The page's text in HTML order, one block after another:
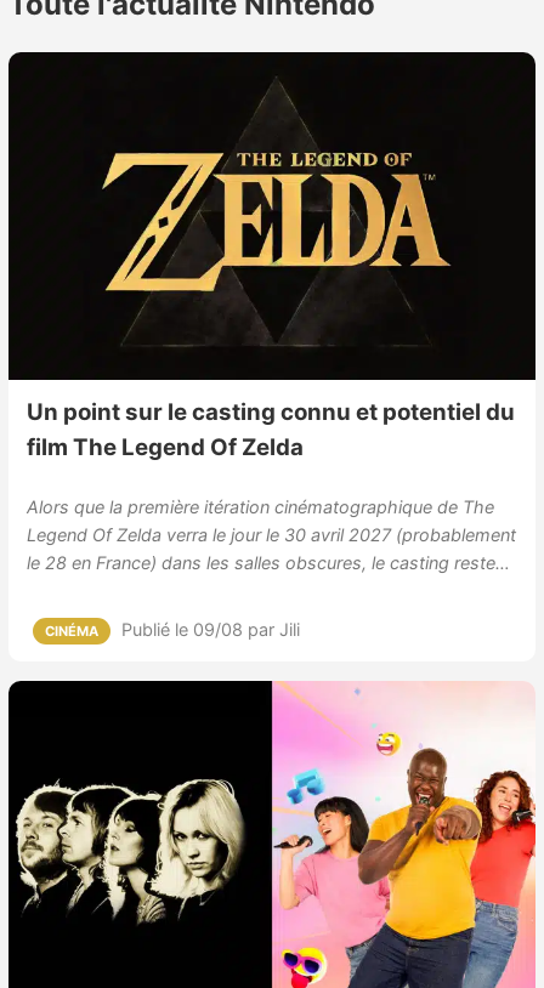
Un point sur le casting connu et potentiel du
film The Legend Of Zelda
Alors que la première itération cinématographique de The
Legend Of Zelda verra le jour le 30 avril 2027 (probablement
le 28 en France) dans les salles obscures, le casting reste…
CINÉMA Publié le 09/08 par Jili